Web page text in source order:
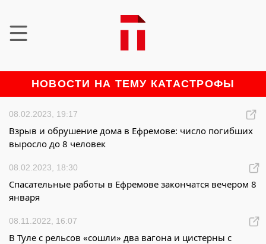
НОВОСТИ НА ТЕМУ КАТАСТРОФЫ
08.02.2023, 19:17
Взрыв и обрушение дома в Ефремове: число погибших
выросло до 8 человек
08.02.2023, 18:30
Спасательные работы в Ефремове закончатся вечером 8
января
08.11.2022, 16:07
В Туле с рельсов «сошли» два вагона и цистерны с